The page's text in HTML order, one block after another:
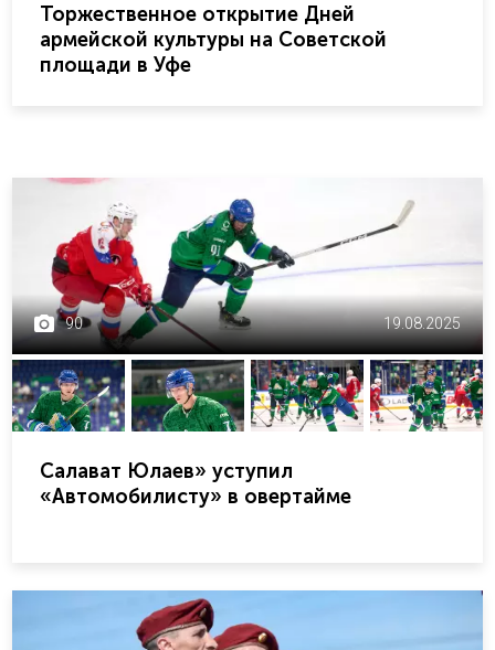
Торжественное открытие Дней
армейской культуры на Советской
площади в Уфе
90 19.08.2025
Салават Юлаев» уступил
«Автомобилисту» в овертайме